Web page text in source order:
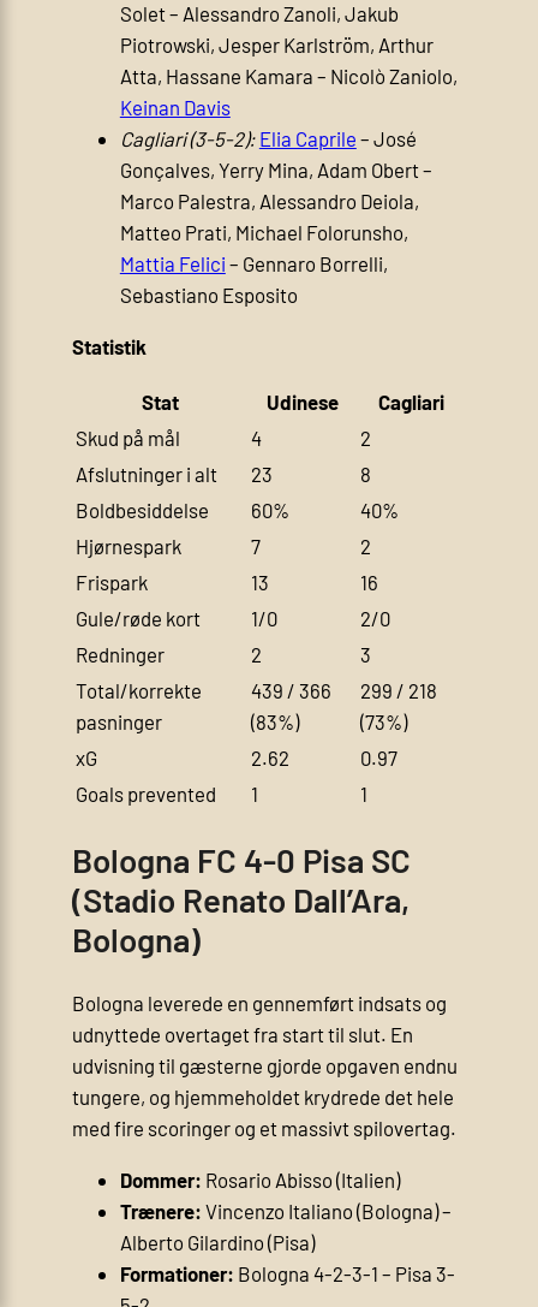
Solet – Alessandro Zanoli, Jakub
Piotrowski, Jesper Karlström, Arthur
Atta, Hassane Kamara – Nicolò Zaniolo,
Keinan Davis
Cagliari (3-5-2): Elia Caprile – José
Gonçalves, Yerry Mina, Adam Obert –
Marco Palestra, Alessandro Deiola,
Matteo Prati, Michael Folorunsho,
Mattia Felici – Gennaro Borrelli,
Sebastiano Esposito
Statistik
Stat Udinese
Cagliari
Skud på mål
4
2
Afslutninger i alt
23
8
Boldbesiddelse
60%
40%
Hjørnespark
7
2
Frispark
13
16
Gule/røde kort
1/0
2/0
Redninger
2
3
Total/korrekte
pasninger
439 / 366
(83%)
299 / 218
(73%)
xG
2.62
0.97
Goals prevented
1 1
Bologna FC 4-0 Pisa SC
(Stadio Renato Dall’Ara,
Bologna)
Bologna leverede en gennemført indsats og
udnyttede overtaget fra start til slut. En
udvisning til gæsterne gjorde opgaven endnu
tungere, og hjemmeholdet krydrede det hele
med fire scoringer og et massivt spilovertag.
Dommer: Rosario Abisso (Italien)
Trænere: Vincenzo Italiano (Bologna) –
Alberto Gilardino (Pisa)
Formationer: Bologna 4-2-3-1 – Pisa 3-